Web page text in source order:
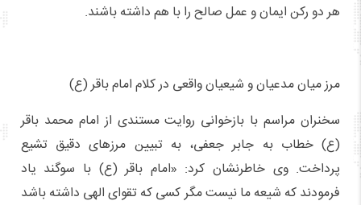
هر دو رکن ایمان و عمل صالح را با هم داشته باشند.
مرز میان مدعیان و شیعیان واقعی در کلام امام باقر (ع)
سخنران مراسم با بازخوانی روایت مستندی از امام محمد باقر
(ع) خطاب به جابر جعفی، به تبیین مرزهای دقیق تشیع
پرداخت. وی خاطرنشان کرد: «امام باقر (ع) با سوگند یاد
فرمودند که شیعه ما نیست مگر کسی که تقوای الهی داشته باشد